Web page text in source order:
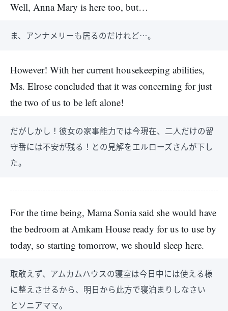
Well, Anna Mary is here too, but…
ま、アンナメリーも居るのだけれど…。
However! With her current housekeeping abilities,
Ms. Elrose concluded that it was concerning for just
the two of us to be left alone!
だがしかし！彼女の家事能力では今現在、二人だけの留
守番には不安が残る！との見解をエルローズさんが下し
た。
For the time being, Mama Sonia said she would have
the bedroom at Amkam House ready for us to use by
today, so starting tomorrow, we should sleep here.
取敢えず、アムカムハウスの寝室は今日中には使える様
に整えさせるから、明日から此方で寝泊まりしなさい
とソニアママ。